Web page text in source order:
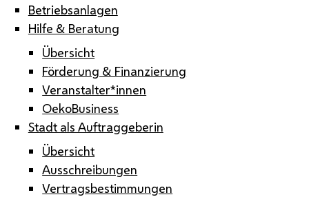
Betriebsanlagen
Hilfe & Beratung
Übersicht
Förderung & Finanzierung
Veranstalter*innen
OekoBusiness
Stadt als Auftraggeberin
Übersicht
Ausschreibungen
Vertragsbestimmungen